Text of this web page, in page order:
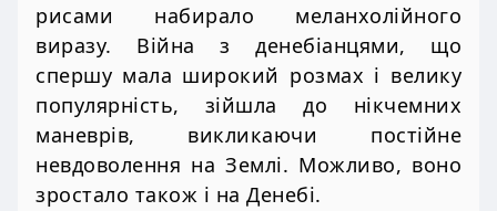
рисами набирало меланхолійного
виразу. Війна з денебіанцями, що
спершу мала широкий розмах і велику
популярність, зійшла до нікчемних
маневрів, викликаючи постійне
невдоволення на Землі. Можливо, воно
зростало також і на Денебі.